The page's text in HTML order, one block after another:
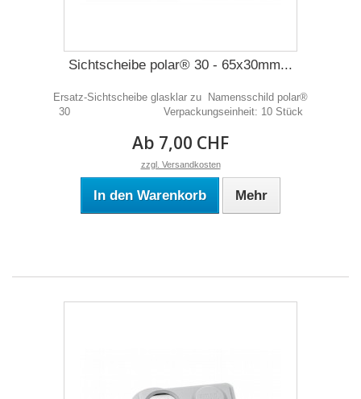
Sichtscheibe polar® 30 - 65x30mm...
Ersatz-Sichtscheibe glasklar zu Namensschild polar®
30 Verpackungseinheit: 10 Stück
Ab 7,00 CHF
zzgl. Versandkosten
In den Warenkorb Mehr